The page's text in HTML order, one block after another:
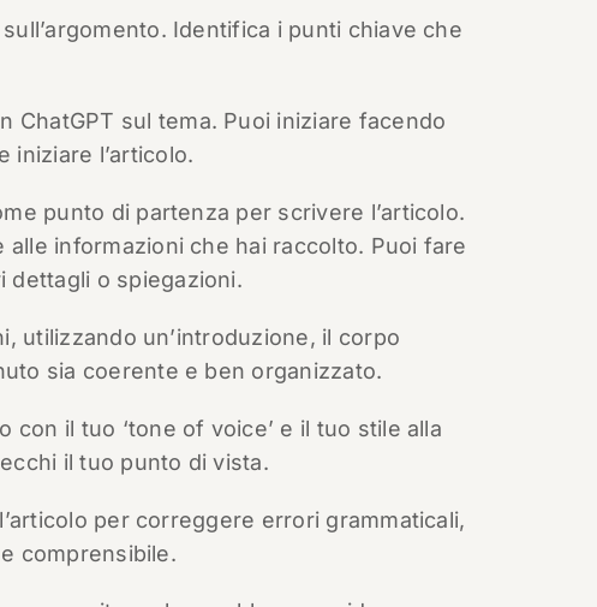
Identifica i punti chiave che
ChatGPT sul tema. Puoi iniziare facendo
iniziare l’articolo.
punto di partenza per scrivere l’articolo.
informazioni che hai raccolto. Puoi fare
dettagli o spiegazioni.
utilizzando un’introduzione, il corpo
sia coerente e ben organizzato.
il tuo ‘tone of voice’ e il tuo stile alla
il tuo punto di vista.
per correggere errori grammaticali,
comprensibile.